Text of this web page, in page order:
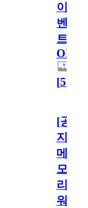
이
벤
트
OPEN!
[5]
[공
지]
메
모
리
워